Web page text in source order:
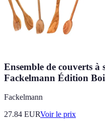
Ensemble de couverts à
Fackelmann Édition
Fackelmann
27.84 EURVoir le prix